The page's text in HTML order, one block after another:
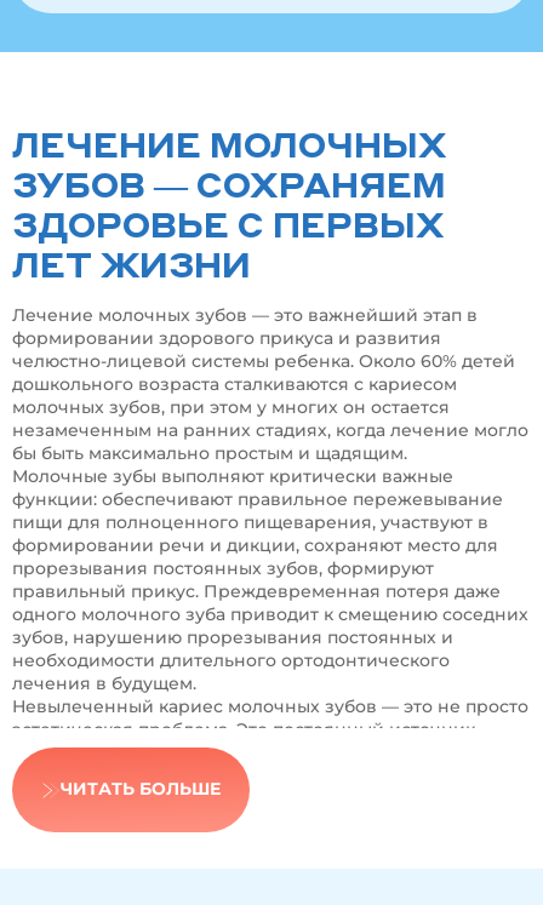
ЛЕЧЕНИЕ МОЛОЧНЫХ
ЗУБОВ — СОХРАНЯЕМ
ЗДОРОВЬЕ С ПЕРВЫХ
ЛЕТ ЖИЗНИ
Лечение молочных зубов — это важнейший этап в
формировании здорового прикуса и развития
челюстно-лицевой системы ребенка. Около 60% детей
дошкольного возраста сталкиваются с кариесом
молочных зубов, при этом у многих он остается
незамеченным на ранних стадиях, когда лечение могло
бы быть максимально простым и щадящим.
Молочные зубы выполняют критически важные
функции: обеспечивают правильное пережевывание
пищи для полноценного пищеварения, участвуют в
формировании речи и дикции, сохраняют место для
прорезывания постоянных зубов, формируют
правильный прикус. Преждевременная потеря даже
одного молочного зуба приводит к смещению соседних
зубов, нарушению прорезывания постоянных и
необходимости длительного ортодонтического
лечения в будущем.
Невылеченный кариес молочных зубов — это не просто
эстетическая проблема. Это постоянный источник
инфекции, который может повредить зачаток
постоянного зуба, расположенного непосредственно
под молочным. Инфекция легко проникает в челюстную
кость и разрушает формирующийся постоянный зуб
ЧИТАТЬ БОЛЬШЕ